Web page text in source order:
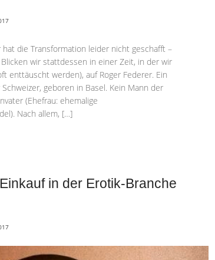
die Transformation leider nicht geschafft –
wir stattdessen in einer Zeit, in der wir
enttäuscht werden), auf Roger Federer. Ein
geboren in Basel. Kein Mann der
(Ehefrau: ehemalige
Nach allem, […]
in der Erotik-Branche